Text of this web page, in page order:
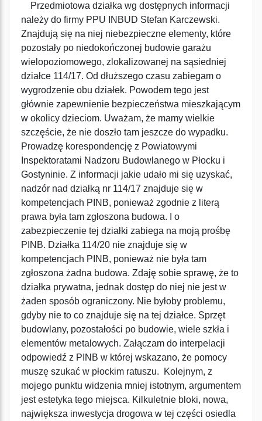
Przedmiotowa działka wg dostępnych informacji
należy do firmy PPU INBUD Stefan Karczewski.
Znajdują się na niej niebezpieczne elementy, które
pozostały po niedokończonej budowie garażu
wielopoziomowego, zlokalizowanej na sąsiedniej
działce 114/17. Od dłuższego czasu zabiegam o
wygrodzenie obu działek. Powodem tego jest
głównie zapewnienie bezpieczeństwa mieszkającym
w okolicy dzieciom. Uważam, że mamy wielkie
szczęście, że nie doszło tam jeszcze do wypadku.
Prowadzę korespondencję z Powiatowymi
Inspektoratami Nadzoru Budowlanego w Płocku i
Gostyninie. Z informacji jakie udało mi się uzyskać,
nadzór nad działką nr 114/17 znajduje się w
kompetencjach PINB, ponieważ zgodnie z literą
prawa była tam zgłoszona budowa. I o
zabezpieczenie tej działki zabiega na moją prośbę
PINB. Działka 114/20 nie znajduje się w
kompetencjach PINB, ponieważ nie była tam
zgłoszona żadna budowa. Zdaję sobie sprawę, że to
działka prywatna, jednak dostęp do niej nie jest w
żaden sposób ograniczony. Nie byłoby problemu,
gdyby nie to co znajduje się na tej działce. Sprzęt
budowlany, pozostałości po budowie, wiele szkła i
elementów metalowych. Załączam do interpelacji
odpowiedź z PINB w której wskazano, że pomocy
muszę szukać w płockim ratuszu. Kolejnym, z
mojego punktu widzenia mniej istotnym, argumentem
jest estetyka tego miejsca. Kilkuletnie bloki, nowa,
największa inwestycja drogowa w tej części osiedla